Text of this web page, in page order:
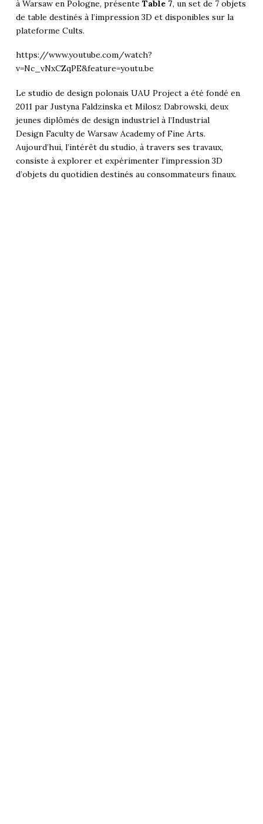
à Warsaw en Pologne, présente Table 7, un set de 7objets
de table destinés à l’impression 3D et disponibles sur la
plateforme Cults.
https://www.youtube.com/watch?
v=Nc_vNxCZqPE&feature=youtu.be
Le studio de design polonais UAU Project a été fondé en
2011 par Justyna Faldzinska et Milosz Dabrowski, deux
jeunes diplômés de design industriel à l’Industrial
Design Faculty de Warsaw Academy of Fine Arts.
Aujourd’hui, l’intérêt du studio, à travers ses travaux,
consiste à explorer et expérimenter l’impression 3D
d’objets du quotidien destinés au consommateurs finaux.